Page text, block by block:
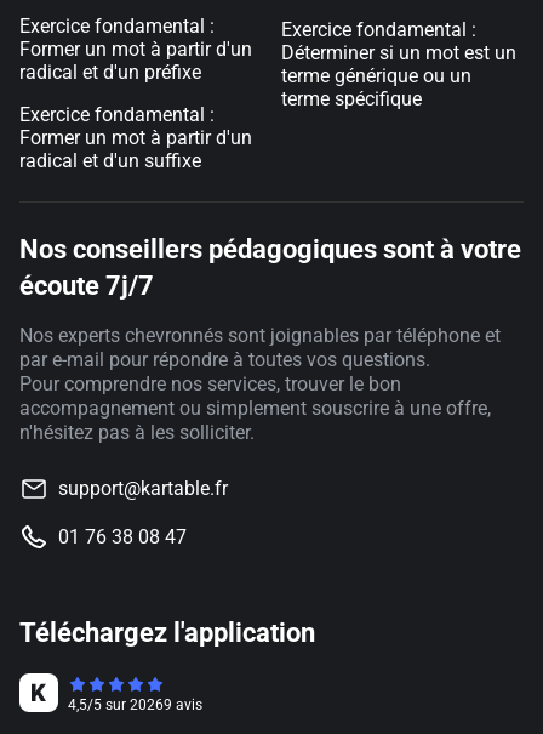
Exercice fondamental :
Former un mot à partir d'un
radical et d'un préfixe
Exercice fondamental :
Former un mot à partir d'un
radical et d'un suffixe
Exercice fondamental :
Déterminer si un mot est un
terme générique ou un
terme spécifique
Nos conseillers pédagogiques sont à votre
écoute 7j/7
Nos experts chevronnés sont joignables par téléphone et
par e-mail pour répondre à toutes vos questions.
Pour comprendre nos services, trouver le bon
accompagnement ou simplement souscrire à une offre,
n'hésitez pas à les solliciter.
support@kartable.fr
01 76 38 08 47
Téléchargez l'application
4,5/5 sur 20269 avis